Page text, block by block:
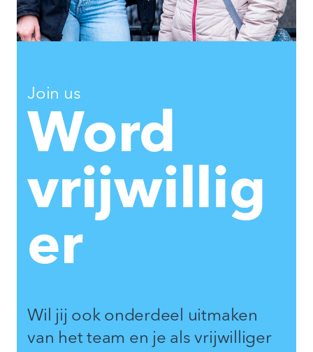
Join us
Word
vrijwillig
er
Wil jij ook onderdeel uitmaken
van het team en je als vrijwilliger